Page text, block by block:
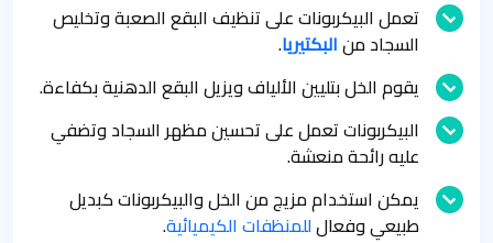
تعمل البيكربونات على تنظيف البقع الصعبة وتخليص
السجاد منالبكتيريا.
يقوم الخل بتليين الألياف ويزيل البقع الدهنية بكفاءة.
البيكربونات تعمل على تحسين مظهر السجاد وتضفي
عليه رائحة منعشة.
يمكن استخدام مزيج من الخل والبيكربونات كبديل
طبيعي وفعالللمنظفات الكيميائية.